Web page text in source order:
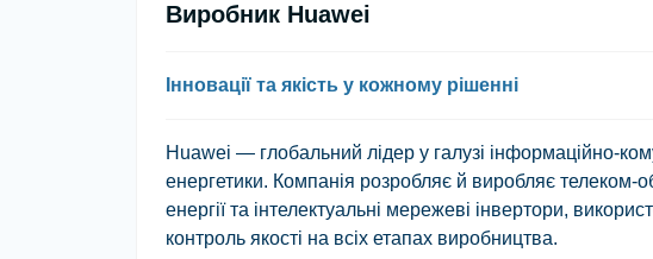
Виробник Huawei
Інновації та якість у кожному рішенні
Huawei — глобальний лідер у галузі інформаційно-
енергетики. Компанія розробляє й виробляє телеком-
енергії та інтелектуальні мережеві інвертори,
контроль якості на всіх етапах виробництва.